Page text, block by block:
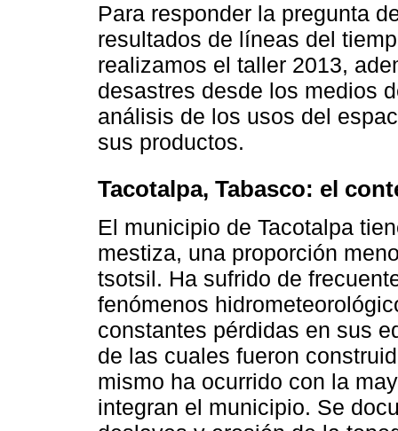
Para responder la pregunta
resultados de líneas del
realizamos el taller 2013,
desastres desde los medios
análisis de los usos del
sus productos.
Tacotalpa, Tabasco: el
El municipio de Tacotalpa
mestiza, una proporción
tsotsil. Ha sufrido de
fenómenos
constantes pérdidas en sus
de las cuales fueron
mismo ha ocurrido con la
integran el municipio. Se